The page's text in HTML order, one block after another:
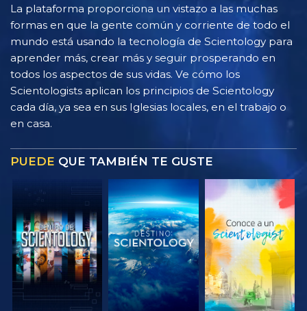
La plataforma proporciona un vistazo a las muchas
formas en que la gente común y corriente de todo el
mundo está usando la tecnología de Scientology para
aprender más, crear más y seguir prosperando en
todos los aspectos de sus vidas. Ve cómo los
Scientologists aplican los principios de Scientology
cada día, ya sea en sus Iglesias locales, en el trabajo o
en casa.
PUEDE QUE TAMBIÉN TE GUSTE